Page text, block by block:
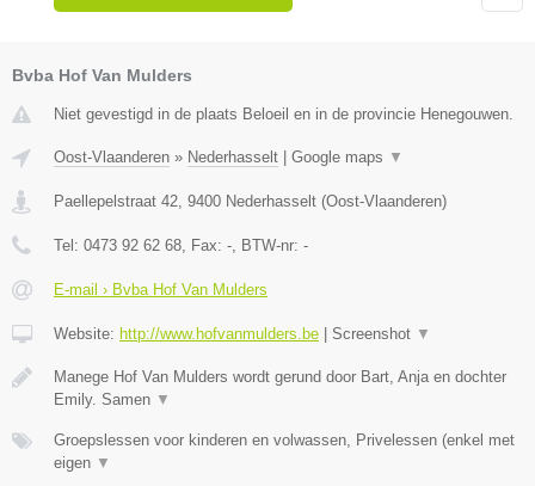
Bvba Hof Van Mulders
Niet gevestigd in de plaats Beloeil en in de provincie Henegouwen.
Oost-Vlaanderen » Nederhasselt Google maps ▼
Paellepelstraat 42, 9400 Nederhasselt (Oost-Vlaanderen)
Tel: 0473 92 62 68, Fax: -, BTW-nr: -
E-mail › Bvba Hof Van Mulders
Website: http://www.hofvanmulders.be Screenshot ▼
Manege Hof Van Mulders wordt gerund door Bart, Anja en dochter
Emily. Samen ▼
Groepslessen voor kinderen en volwassen, Privelessen (enkel met
eigen ▼